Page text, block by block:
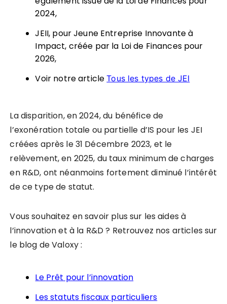
2024,
JEII, pour Jeune Entreprise Innovante à
Impact, créée par la Loi de Finances pour
2026,
Voir notre articleTous les types de JEI
La disparition, en 2024, du bénéfice de
l’exonération totale ou partielle d’IS pour les JEI
créées après le 31 Décembre 2023, et le
relèvement, en 2025, du taux minimum de charges
en R&D, ont néanmoins fortement diminué l’intérêt
de ce type de statut.
Vous souhaitez en savoir plus sur les aides à
l’innovation et à la R&D ? Retrouvez nos articles sur
le blog de Valoxy :
Le Prêt pour l’innovation
Les statuts fiscaux particuliers